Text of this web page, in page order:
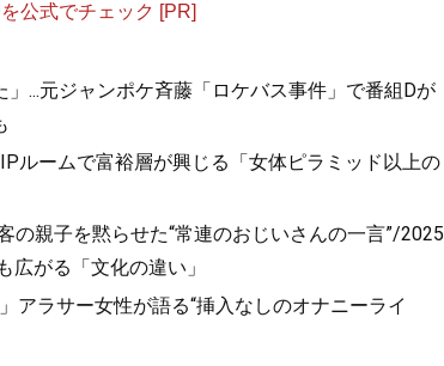
公式でチェック [PR]
...元ジャンポケ斉藤「ロケバス事件」で番組Dが
ルームで富裕層が興じる「女体ピラミッド以上の
親子を黙らせた“常連のおじいさんの一言”/2025
広がる「文化の違い」
ラサー女性が語る“挿入なしのオナニーライ